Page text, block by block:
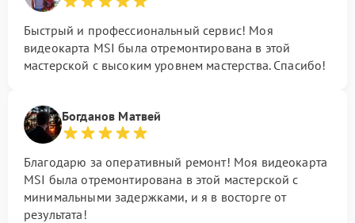
Быстрый и профессиональный сервис! Моя
видеокарта MSI была отремонтирована в этой
мастерской с высоким уровнем мастерства. Спасибо!
Богданов Матвей
Благодарю за оперативный ремонт! Моя видеокарта
MSI была отремонтирована в этой мастерской с
минимальными задержками, и я в восторге от
результата!